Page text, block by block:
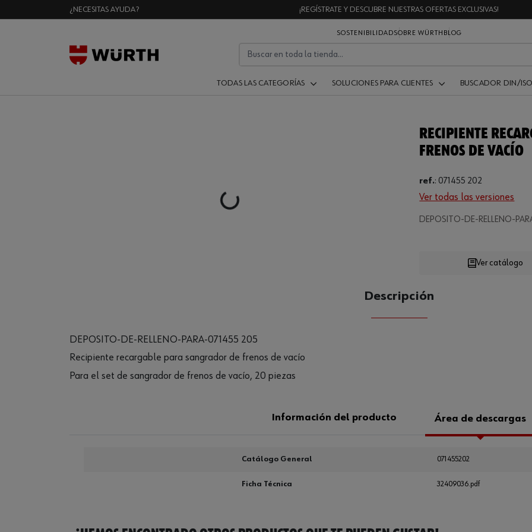
¿NECESITAS AYUDA? ¡REGÍSTRATE Y DESCUBRE NUESTRAS OFERTAS EXCLUSIVAS!
SOSTENIBILIDADSOBRE WÜRTH BLOG
TODAS LAS CATEGORÍAS SOLUCIONES PARA CLIENTES BUSCADOR DIN/
Loading...
RECIPIENTE
FRENOS DE VACÍO
ref.: 071455 202
Ver todas las versiones
DEPOSITO-DE-RELLENO-
CANTIDAD
Ver catálogo
Descripción
DEPOSITO-DE-RELLENO-PARA-071455 205
Recipiente recargable para sangrador de frenos de vacío
Para el set de sangrador de frenos de vacío, 20 piezas
Información del producto Área de descargas
Catálogo General 071455202
Ficha Técnica 32409036.pdf